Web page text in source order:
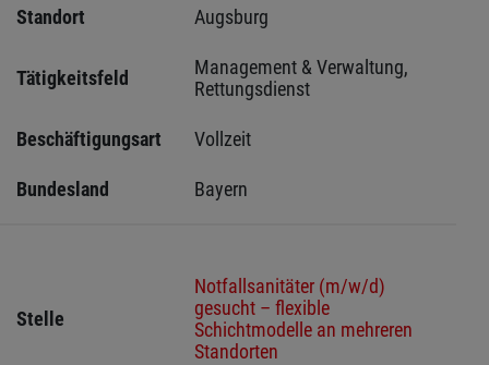
Standort Augsburg
Tätigkeitsfeld
Management & Verwaltung,
Rettungsdienst
Beschäftigungsart Vollzeit
Bundesland Bayern
Stelle
Notfallsanitäter (m/w/d)
gesucht – flexible
Schichtmodelle an mehreren
Standorten